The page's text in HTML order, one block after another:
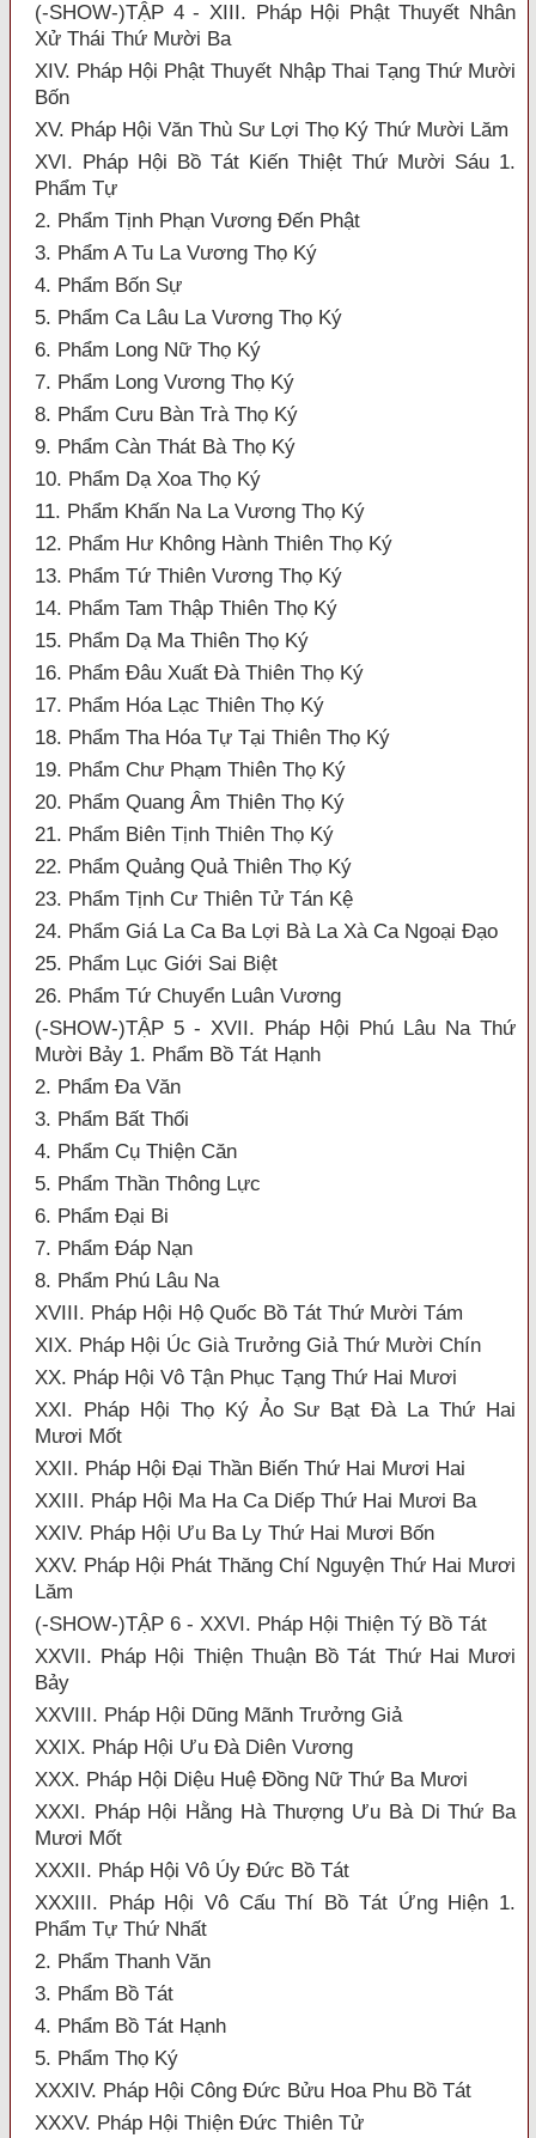
(-SHOW-)TẬP 4 - XIII. Pháp Hội Phật Thuyết Nhân
Xử Thái Thứ Mười Ba
XIV. Pháp Hội Phật Thuyết Nhập Thai Tạng Thứ Mười
Bốn
XV. Pháp Hội Văn Thù Sư Lợi Thọ Ký Thứ Mười Lăm
XVI. Pháp Hội Bồ Tát Kiến Thiệt Thứ Mười Sáu 1.
Phẩm Tự
2. Phẩm Tịnh Phạn Vương Đến Phật
3. Phẩm A Tu La Vương Thọ Ký
4. Phẩm Bốn Sự
5. Phẩm Ca Lâu La Vương Thọ Ký
6. Phẩm Long Nữ Thọ Ký
7. Phẩm Long Vương Thọ Ký
8. Phẩm Cưu Bàn Trà Thọ Ký
9. Phẩm Càn Thát Bà Thọ Ký
10. Phẩm Dạ Xoa Thọ Ký
11. Phẩm Khấn Na La Vương Thọ Ký
12. Phẩm Hư Không Hành Thiên Thọ Ký
13. Phẩm Tứ Thiên Vương Thọ Ký
14. Phẩm Tam Thập Thiên Thọ Ký
15. Phẩm Dạ Ma Thiên Thọ Ký
16. Phẩm Đâu Xuất Đà Thiên Thọ Ký
17. Phẩm Hóa Lạc Thiên Thọ Ký
18. Phẩm Tha Hóa Tự Tại Thiên Thọ Ký
19. Phẩm Chư Phạm Thiên Thọ Ký
20. Phẩm Quang Âm Thiên Thọ Ký
21. Phẩm Biên Tịnh Thiên Thọ Ký
22. Phẩm Quảng Quả Thiên Thọ Ký
23. Phẩm Tịnh Cư Thiên Tử Tán Kệ
24. Phẩm Giá La Ca Ba Lợi Bà La Xà Ca Ngoại Đạo
25. Phẩm Lục Giới Sai Biệt
26. Phẩm Tứ Chuyển Luân Vương
(-SHOW-)TẬP 5 - XVII. Pháp Hội Phú Lâu Na Thứ
Mười Bảy 1. Phẩm Bồ Tát Hạnh
2. Phẩm Đa Văn
3. Phẩm Bất Thối
4. Phẩm Cụ Thiện Căn
5. Phẩm Thần Thông Lực
6. Phẩm Đại Bi
7. Phẩm Đáp Nạn
8. Phẩm Phú Lâu Na
XVIII. Pháp Hội Hộ Quốc Bồ Tát Thứ Mười Tám
XIX. Pháp Hội Úc Già Trưởng Giả Thứ Mười Chín
XX. Pháp Hội Vô Tận Phục Tạng Thứ Hai Mươi
XXI. Pháp Hội Thọ Ký Ảo Sư Bạt Đà La Thứ Hai
Mươi Mốt
XXII. Pháp Hội Đại Thần Biến Thứ Hai Mươi Hai
XXIII. Pháp Hội Ma Ha Ca Diếp Thứ Hai Mươi Ba
XXIV. Pháp Hội Ưu Ba Ly Thứ Hai Mươi Bốn
XXV. Pháp Hội Phát Thăng Chí Nguyện Thứ Hai Mươi
Lăm
(-SHOW-)TẬP 6 - XXVI. Pháp Hội Thiện Tý Bồ Tát
XXVII. Pháp Hội Thiện Thuận Bồ Tát Thứ Hai Mươi
Bảy
XXVIII. Pháp Hội Dũng Mãnh Trưởng Giả
XXIX. Pháp Hội Ưu Đà Diên Vương
XXX. Pháp Hội Diệu Huệ Đồng Nữ Thứ Ba Mươi
XXXI. Pháp Hội Hằng Hà Thượng Ưu Bà Di Thứ Ba
Mươi Mốt
XXXII. Pháp Hội Vô Úy Đức Bồ Tát
XXXIII. Pháp Hội Vô Cấu Thí Bồ Tát Ứng Hiện 1.
Phẩm Tự Thứ Nhất
2. Phẩm Thanh Văn
3. Phẩm Bồ Tát
4. Phẩm Bồ Tát Hạnh
5. Phẩm Thọ Ký
XXXIV. Pháp Hội Công Đức Bửu Hoa Phu Bồ Tát
XXXV. Pháp Hội Thiện Đức Thiên Tử